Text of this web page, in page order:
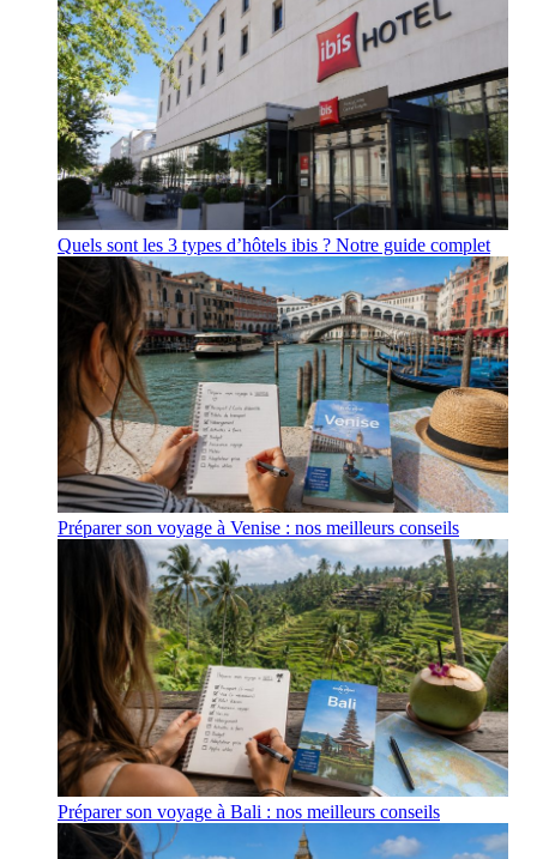
Quels sont les 3 types d’hôtels ibis ? Notre guide complet
Préparer son voyage à Venise : nos meilleurs conseils
Préparer son voyage à Bali : nos meilleurs conseils